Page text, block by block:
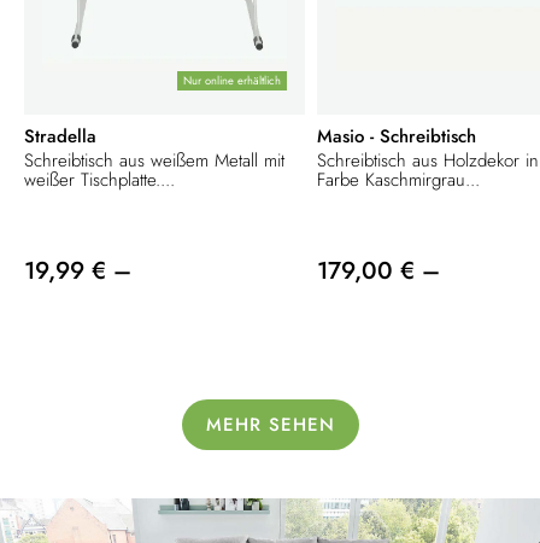
Nur online erhältlich
Stradella
Schreibtisch aus weißem Metall mit
weißer Tischplatte....
19,99 € –
Masio - Schreibtisch
Schreibtisch aus Holzdekor
Farbe Kaschmirgrau...
179,00 € –
MEHR SEHEN